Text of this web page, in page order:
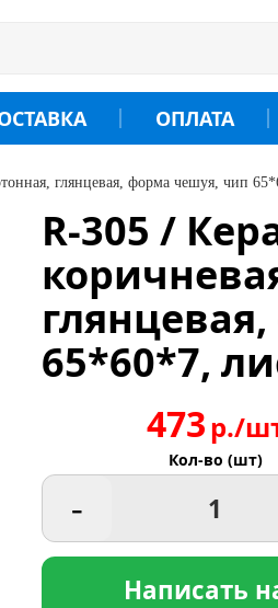
ОПЛАТА
глянцевая, форма чешуя, чип
R-305 /
65*60*7,
473р./
Кол-во (шт)
-
Написать